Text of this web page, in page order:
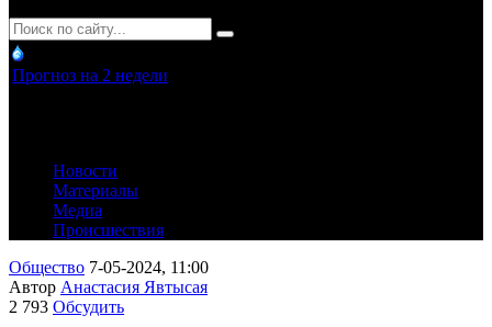
Прогноз на 2 недели
Новости
Материалы
Медиа
Происшествия
Общество 7-05-2024, 11:00
Автор Анастасия Явтысая
2 793 Обсудить